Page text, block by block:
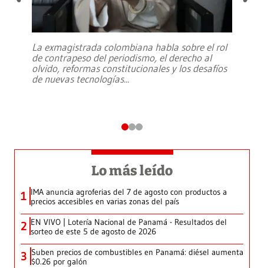
La exmagistrada colombiana habla sobre el rol
de contrapeso del periodismo, el derecho al
olvido, reformas constitucionales y los desafíos
de nuevas tecnologías...
Lo más leído
1 IMA anuncia agroferias del 7 de agosto con productos a
precios accesibles en varias zonas del país
2 EN VIVO | Lotería Nacional de Panamá - Resultados del
sorteo de este 5 de agosto de 2026
3 Suben precios de combustibles en Panamá: diésel aumenta
$0.26 por galón